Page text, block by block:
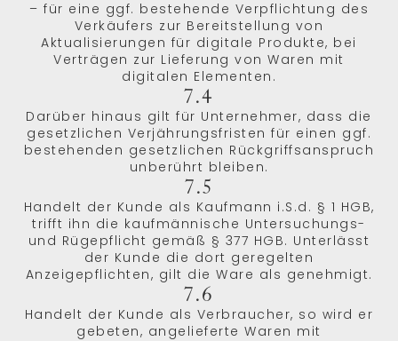
– für eine ggf. bestehende Verpflichtung des
Verkäufers zur Bereitstellung von
Aktualisierungen für digitale Produkte, bei
Verträgen zur Lieferung von Waren mit
digitalen Elementen.
7.4
Darüber hinaus gilt für Unternehmer, dass die
gesetzlichen Verjährungsfristen für einen ggf.
bestehenden gesetzlichen Rückgriffsanspruch
unberührt bleiben.
7.5
Handelt der Kunde als Kaufmann i.S.d. § 1 HGB,
trifft ihn die kaufmännische Untersuchungs-
und Rügepflicht gemäß § 377 HGB. Unterlässt
der Kunde die dort geregelten
Anzeigepflichten, gilt die Ware als genehmigt.
7.6
Handelt der Kunde als Verbraucher, so wird er
gebeten, angelieferte Waren mit